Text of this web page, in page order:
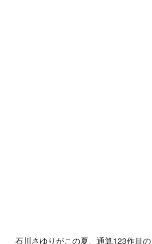
石川さゆりがこの夏、通算123作目